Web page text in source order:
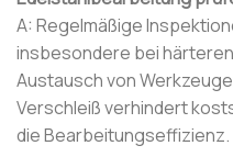
A: Regelmäßige
insbesondere bei
Austausch von
Verschleiß verhindert
die Bearbeitungseffizienz.